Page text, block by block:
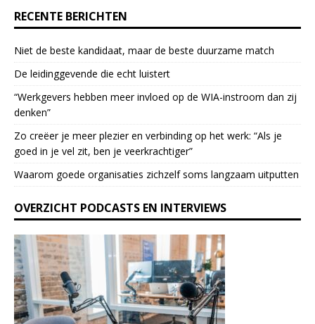
.
l
e
a
s
e
l
a
v
t
h
i
s
f
i
e
l
RECENTE BERICHTEN
Niet de beste kandidaat, maar de beste duurzame match
De leidinggevende die echt luistert
“Werkgevers hebben meer invloed op de WIA-instroom dan zij
denken”
Zo creëer je meer plezier en verbinding op het werk: “Als je
goed in je vel zit, ben je veerkrach­tiger”
Waarom goede organisaties zichzelf soms langzaam uitputten
OVERZICHT PODCASTS EN INTERVIEWS